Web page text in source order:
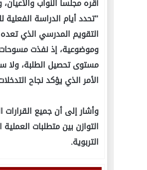
التقويم المدرسي الذي تعده
وموضوعية، إذ نفذت مسوحات
مستوى تحصيل الطلبة، ولا
الأمر الذي يؤكد نجاح
وأشار إلى أن جميع
التوازن بين متطلبات
التربوية.